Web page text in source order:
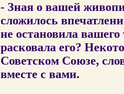
- Зная о вашей
сложилось
не остановила
расковала его?
Советском Союзе,
вместе с вами.